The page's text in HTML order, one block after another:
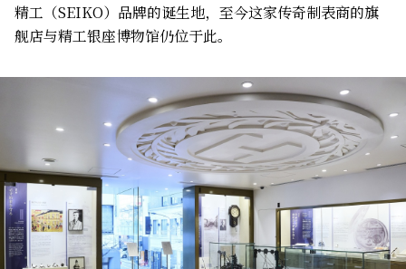
精工（SEIKO）品牌的诞生地，至今这家传奇制表商的旗
舰店与精工银座博物馆仍位于此。